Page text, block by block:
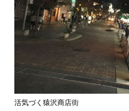
活気づく猿沢商店街